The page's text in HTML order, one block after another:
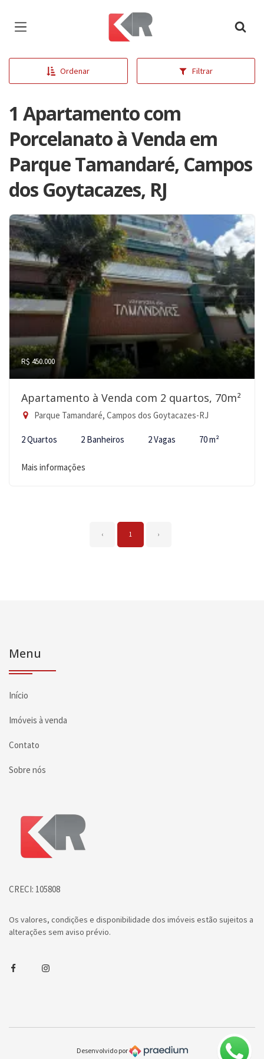
Página inicial
Ordenar Filtrar
1 Apartamento com
Porcelanato à Venda em
Parque Tamandaré, Campos
dos Goytacazes, RJ
R$ 450.000
Apartamento à Venda com 2 quartos, 70m²
Parque Tamandaré, Campos dos Goytacazes-RJ
2 Quartos 2 Banheiros 2 Vagas 70 m²
Mais informações
‹ 1 ›
Menu
Início
Imóveis à venda
Contato
Sobre nós
Página inicial
CRECI: 105808
Os valores, condições e disponibilidade dos imóveis estão sujeitos a
alterações sem aviso prévio.
FacebookInstagram
Desenvolvido por